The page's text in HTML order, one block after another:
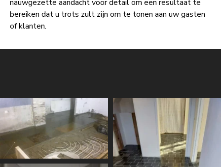
nauwgezette aandacht voor detail om een resultaat te
bereiken dat u trots zult zijn om te tonen aan uw gasten
of klanten.